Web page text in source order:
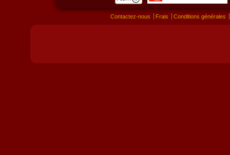
Contactez-nous Frais Conditions générales